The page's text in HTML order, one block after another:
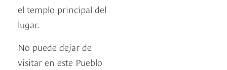
el templo principal del
lugar.
No puede dejar de
visitar en este Pueblo